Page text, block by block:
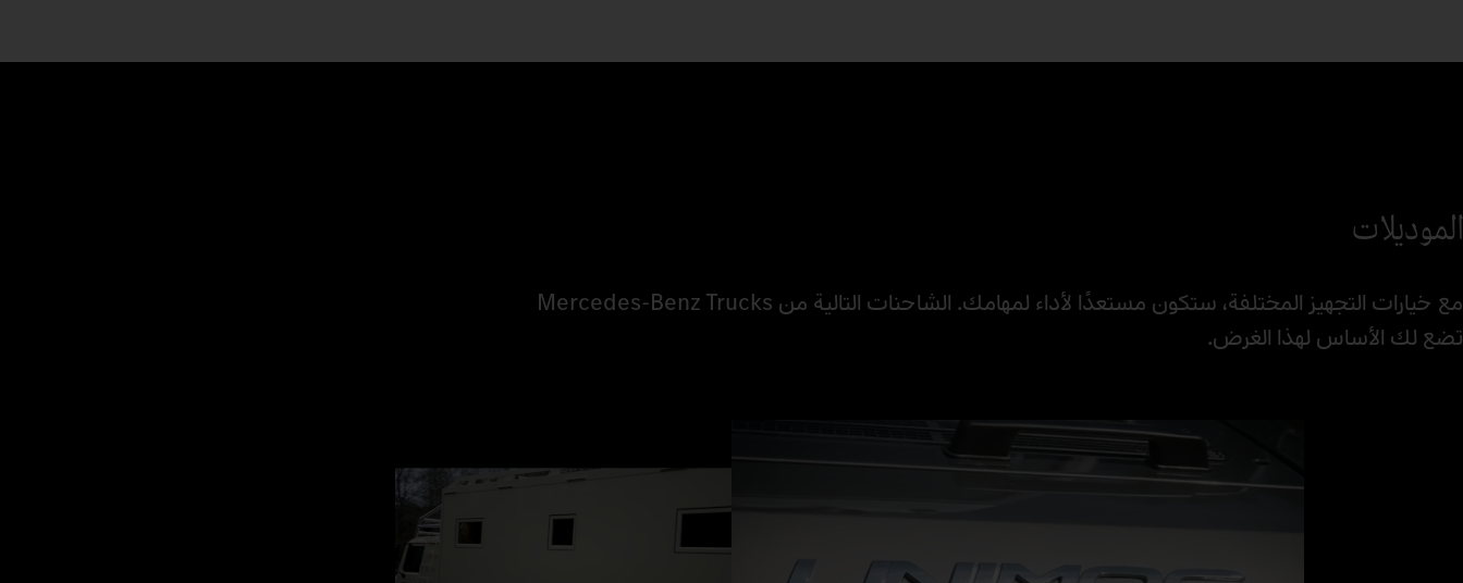
الموديلات
مع خيارات التجهيز المختلفة، ستكون مستعدًا لأداء لمهامك. الشاحنات التالية من Mercedes‑Benz Trucks
تضع لك الأساس لهذا الغرض.